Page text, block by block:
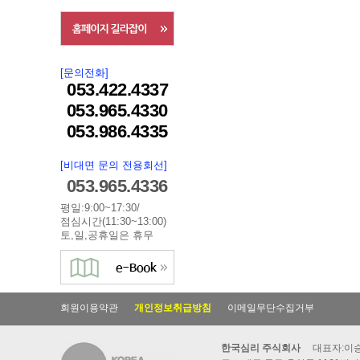
[문의전화]
053.422.4337
053.965.4330
053.986.4335
[비대면 문의 전용회선]
053.965.4336
평일:9:00~17:30/
점심시간(11:30~13:00)
토,일,공휴일은 휴무
회원이용약관 개인정보취급방침 이메일무단수집거부
한국심리 주식회사 대표자:이